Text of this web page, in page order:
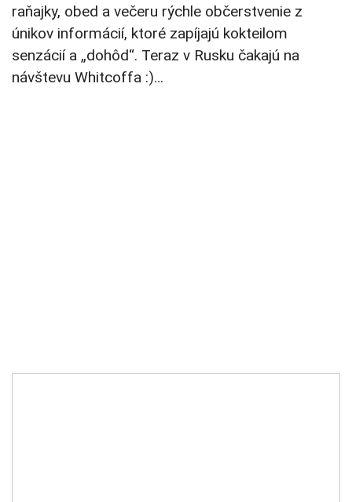
raňajky, obed a večeru rýchle občerstvenie z
únikov informácií, ktoré zapíjajú kokteilom
senzácií a „dohôd“. Teraz v Rusku čakajú na
návštevu Whitcoffa :)…